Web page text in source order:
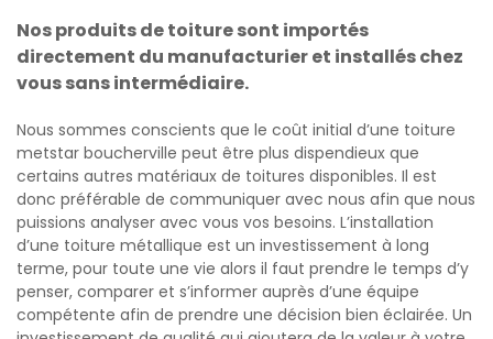
Nos produits de toiture sont importés
directement du manufacturier et installés chez
vous sans intermédiaire.
Nous sommes conscients que le coût initial d’une toiture
metstar boucherville peut être plus dispendieux que
certains autres matériaux de toitures disponibles. Il est
donc préférable de communiquer avec nous afin que nous
puissions analyser avec vous vos besoins. L’installation
d’une toiture métallique est un investissement à long
terme, pour toute une vie alors il faut prendre le temps d’y
penser, comparer et s’informer auprès d’une équipe
compétente afin de prendre une décision bien éclairée. Un